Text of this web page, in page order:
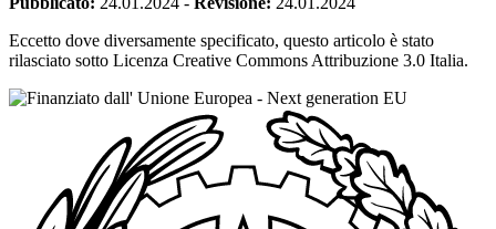
Eccetto dove diversamente specificato, questo articolo è stato
rilasciato sotto Licenza Creative Commons Attribuzione 3.0 Italia.